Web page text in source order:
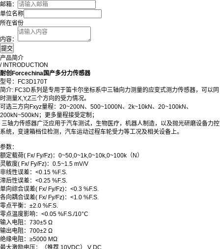
邮箱：
单位名称
所在省份
内容：
产品简介
/ INTRODUCTION
耐创Forcechina国产多分力传感器
型号：FC3D170T
简介: FC3D系列是专用于笛卡尔坐标系中三轴向力测量的应变式测力传感器，可以同
时测量X,Y,Z三个方向的受力情况。
可选三方向Fxyz量程：20~200N、500~1000N、2k~10kN、20~100kN、
200kN~500kN；更多量程接受定制；
三轴力传感器广泛应用于汽车测试，生物医疗，机器人制造，以及抛光研磨设备力控
系统，变速箱档位检测，汽车运动过程车轮受力等工况及相关设备上。
参数：
额定载荷( Fx/ Fy/Fz)：0~50,0~1k,0~10k,0~100k（N）
灵敏度( Fx/ Fy/Fz)：0.5~1.5 mV/V
非线性误差：<0.15 %F.S.
滞后性误差： <0.25 %F.S.
单向综合误差( Fx/ Fy/Fz)： <0.3 %F.S.
各向耦合误差( Fx/ Fy/Fz)： <1.0 %F.S.
零点平衡： ±2.0 %F.S.
零点温度影响 ： <0.05 %F.S./10°C
输入电阻 ： 730±5 Ω
输出电阻 ： 700±2 Ω
绝缘电阻 ： ≥5000 MΩ
最大激励电压：
（推荐 10VDC） V DC